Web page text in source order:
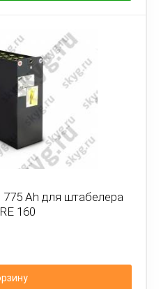
775 Ah для штабелера
160